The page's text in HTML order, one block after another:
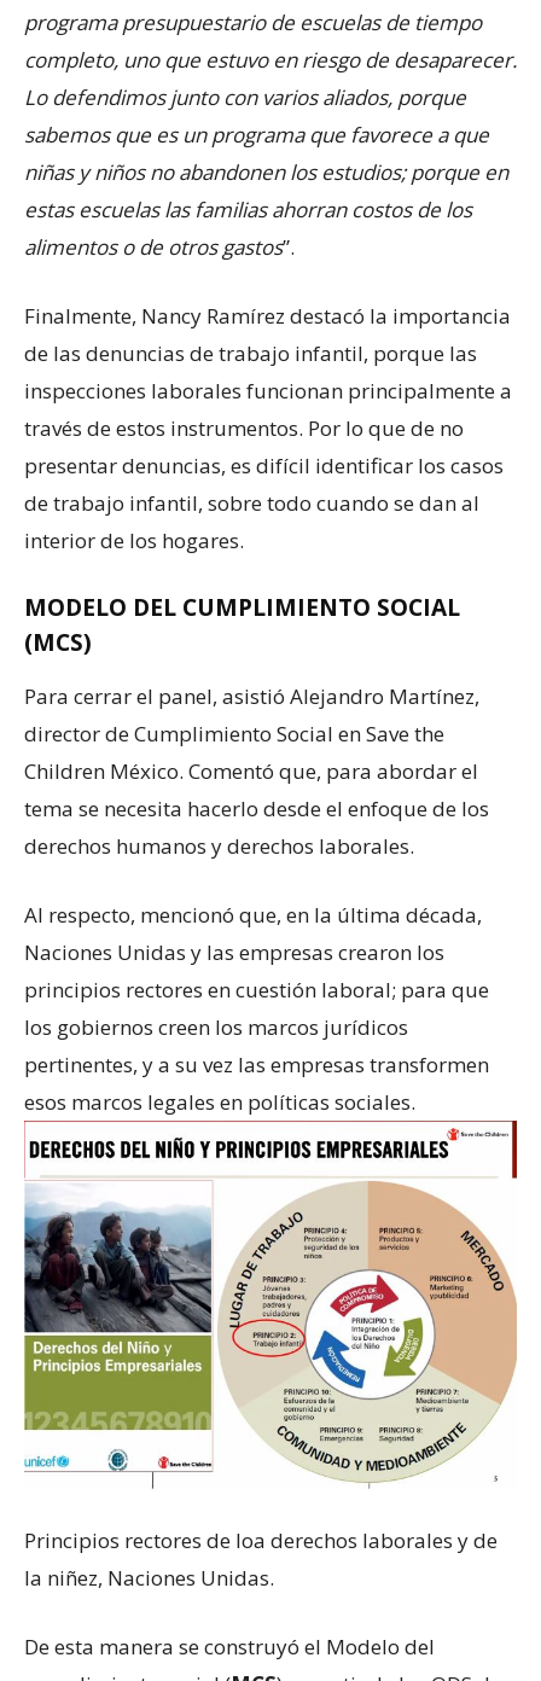
programa presupuestario de escuelas de tiempo
completo, uno que estuvo en riesgo de desaparecer.
Lo defendimos junto con varios aliados, porque
sabemos que es un programa que favorece a que
niñas y niños no abandonen los estudios; porque en
estas escuelas las familias ahorran costos de los
alimentos o de otros gastos”.
Finalmente, Nancy Ramírez destacó la importancia
de las denuncias de trabajo infantil, porque las
inspecciones laborales funcionan principalmente a
través de estos instrumentos. Por lo que de no
presentar denuncias, es difícil identificar los casos
de trabajo infantil, sobre todo cuando se dan al
interior de los hogares.
MODELO DEL CUMPLIMIENTO SOCIAL
(MCS)
Para cerrar el panel, asistió Alejandro Martínez,
director de Cumplimiento Social en Save the
Children México. Comentó que, para abordar el
tema se necesita hacerlo desde el enfoque de los
derechos humanos y derechos laborales.
Al respecto, mencionó que, en la última década,
Naciones Unidas y las empresas crearon los
principios rectores en cuestión laboral; para que
los gobiernos creen los marcos jurídicos
pertinentes, y a su vez las empresas transformen
esos marcos legales en políticas sociales.
Principios rectores de loa derechos laborales y de
la niñez, Naciones Unidas.
De esta manera se construyó el Modelo del